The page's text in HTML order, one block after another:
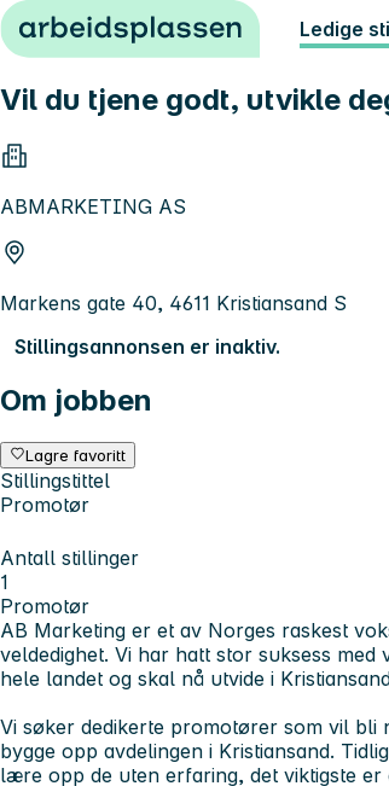
Hopp til innhold Ledige
Vil du tjene godt, utvikle
ABMARKETING AS
Markens gate 40, 4611 Kristiansand S
Stillingsannonsen er inaktiv.
Om jobben
Lagre favoritt
Stillingstittel
Promotør
Antall stillinger
1
Promotør
AB Marketing er et av Norges raskest
veldedighet. Vi har hatt stor suksess
hele landet og skal nå utvide i
Vi søker dedikerte promotører som vil
bygge opp avdelingen i Kristiansand.
lære opp de uten erfaring, det viktigste